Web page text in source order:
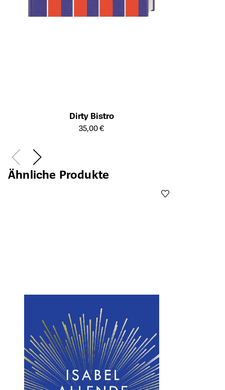
Dirty Bistro
Öffnet die Detailseite des Produkts
35,00 €
Ähnliche Produkte